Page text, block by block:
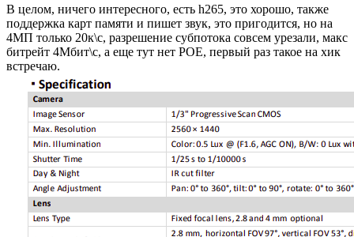
В целом, ничего интересного, есть h265, это хорошо, также
поддержка карт памяти и пишет звук, это пригодится, но на
4МП только 20к\с, разрешение субпотока совсем урезали, макс
битрейт 4Мбит\с, а еще тут нет POE, первый раз такое на хик
встречаю.